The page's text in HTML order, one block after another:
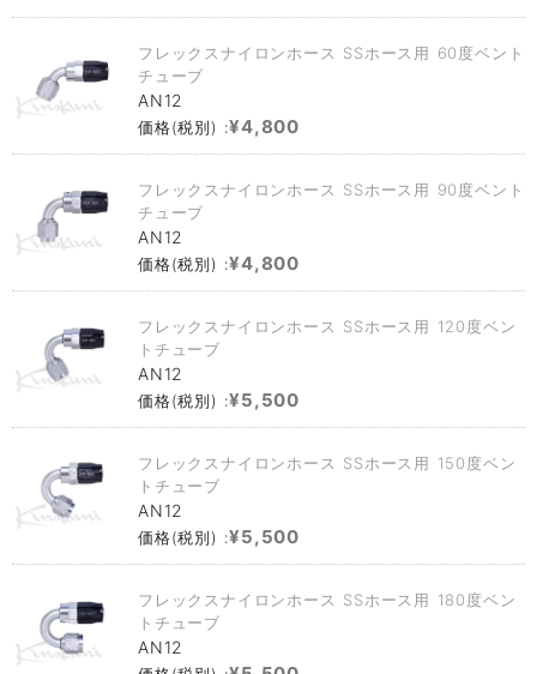
フレックスナイロンホース SSホース用 60度ベント
チューブ
AN12
価格(税別) :¥4,800
フレックスナイロンホース SSホース用 90度ベント
チューブ
AN12
価格(税別) :¥4,800
フレックスナイロンホース SSホース用 120度ベン
トチューブ
AN12
価格(税別) :¥5,500
フレックスナイロンホース SSホース用 150度ベン
トチューブ
AN12
価格(税別) :¥5,500
フレックスナイロンホース SSホース用 180度ベン
トチューブ
AN12